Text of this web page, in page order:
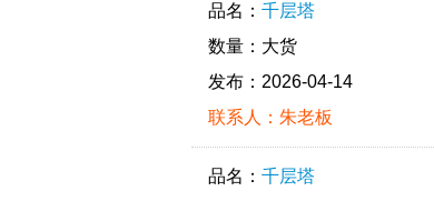
品名： 千层塔
数量：大货
发布：2026-04-14
联系人：朱老板
品名： 千层塔